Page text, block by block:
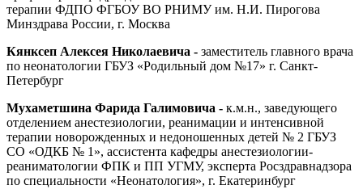
терапии ФДПО ФГБОУ ВО РНИМУ им. Н.И. Пирогова
Минздрава России, г. Москва
Кянксеп Алексея Николаевича - заместитель главного врача
по неонатологии ГБУЗ «Родильный дом №17» г. Санкт-
Петербург
Мухаметшина Фарида Галимовича - к.м.н., заведующего
отделением анестезиологии, реанимации и интенсивной
терапии новорожденных и недоношенных детей № 2 ГБУЗ
СО «ОДКБ № 1», ассистента кафедры анестезиологии-
реаниматологии ФПК и ПП УГМУ, эксперта Росздравнадзора
по специальности «Неонатология», г. Екатеринбург